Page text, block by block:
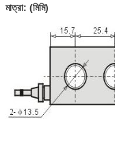
মাত্রা: (মিমি)